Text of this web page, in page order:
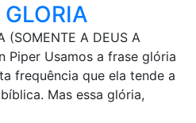
(SOMENTE A DEUS A
Piper Usamos a frase glória
frequência que ela tende a
Mas essa glória,